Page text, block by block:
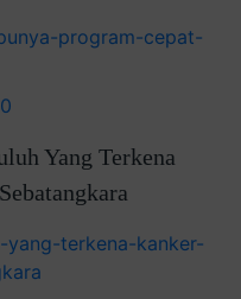
program-cepat-
Yang Terkena
terkena-kanker-